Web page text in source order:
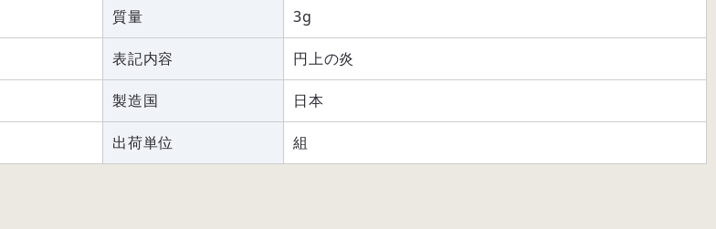
質量 3g
表記内容 円上の炎
製造国 日本
出荷単位 組